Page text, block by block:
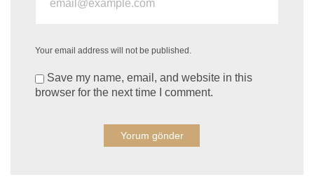
Your email address will not be published.
Save my name, email, and website in this
browser for the next time I comment.